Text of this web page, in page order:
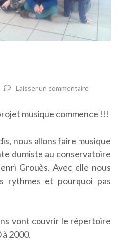
Laisser un commentaire
musique commence !!!
nous allons faire musique
dumiste au conservatoire
Grouès. Avec elle nous
rythmes et pourquoi pas
vont couvrir le répertoire
2000.